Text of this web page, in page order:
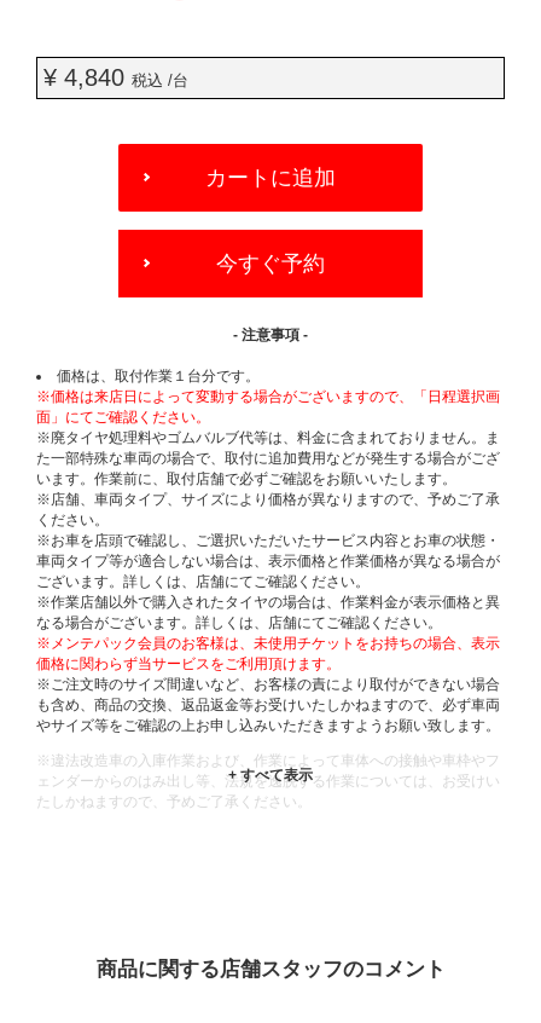
¥ 4,840 税込 /台
OPTIONS
カートに追加
今すぐ予約
- 注意事項 -
価格は、取付作業１台分です。
※価格は来店日によって変動する場合がございますので、「日程選択画
面」にてご確認ください。
※廃タイヤ処理料やゴムバルブ代等は、料金に含まれておりません。ま
た一部特殊な車両の場合で、取付に追加費用などが発生する場合がござ
います。作業前に、取付店舗で必ずご確認をお願いいたします。
※店舗、車両タイプ、サイズにより価格が異なりますので、予めご了承
ください。
※お車を店頭で確認し、ご選択いただいたサービス内容とお車の状態・
車両タイプ等が適合しない場合は、表示価格と作業価格が異なる場合が
ございます。詳しくは、店舗にてご確認ください。
※作業店舗以外で購入されたタイヤの場合は、作業料金が表示価格と異
なる場合がございます。詳しくは、店舗にてご確認ください。
※メンテパック会員のお客様は、未使用チケットをお持ちの場合、表示
価格に関わらず当サービスをご利用頂けます。
※ご注文時のサイズ間違いなど、お客様の責により取付ができない場合
も含め、商品の交換、返品返金等お受けいたしかねますので、必ず車両
やサイズ等をご確認の上お申し込みいただきますようお願い致します。
※違法改造車の入庫作業および、作業によって車体への接触や車枠やフ
ェンダーからのはみ出し等、法規を逸脱する作業については、お受けい
たしかねますので、予めご了承ください。
商品に関する店舗スタッフのコメント